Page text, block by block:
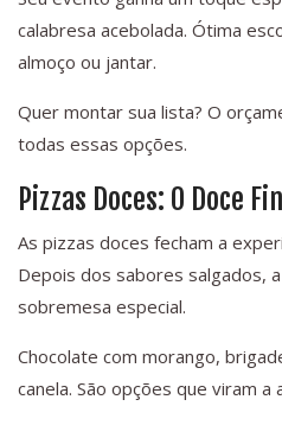
calabresa acebolada. Ótima
almoço ou jantar.
Quer montar sua lista? O
todas essas opções.
Pizzas Doces: O Doce
As pizzas doces fecham a
Depois dos sabores salgados,
sobremesa especial.
Chocolate com morango,
canela. São opções que viram a